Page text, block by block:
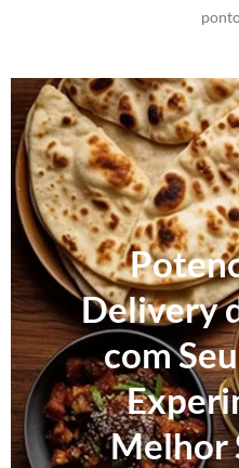
Delivery
com
Melhor